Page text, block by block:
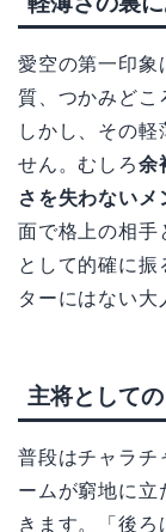
愛空の第一印象
質、つかみどこ
しかし、その軽
せん。むしろ余
さを失わないメ
面で格上の相手
として的確に振
ターにはない大
主将として
普段はチャラチ
ームが窮地に立
きます。「後ろ